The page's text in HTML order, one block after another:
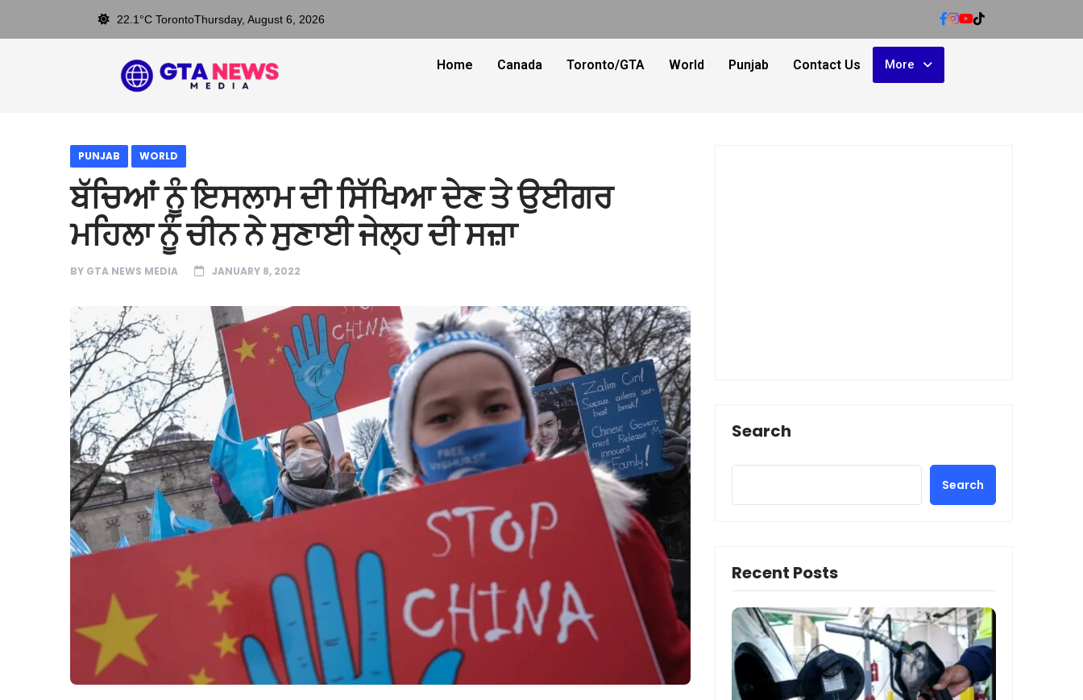
22.1°C TorontoThursday, August 6, 2026
Home Canada Toronto/GTA World Punjab Contact Us More
PUNJAB WORLD
ਬੱਚਿਆਂ ਨੂੰ ਇਸਲਾਮ ਦੀ ਸਿੱਖਿਆ ਦੇਣ ਤੇ ਉਈਗਰ
ਮਹਿਲਾ ਨੂੰ ਚੀਨ ਨੇ ਸੁਣਾਈ ਜੇਲ੍ਹ ਦੀ ਸਜ਼ਾ
BY GTA NEWS MEDIA JANUARY 8, 2022
Search
Search
Recent Posts